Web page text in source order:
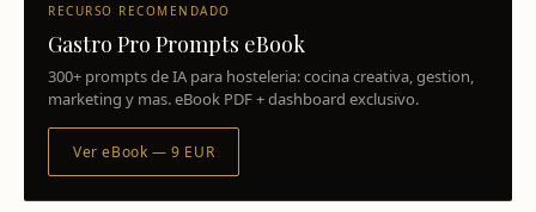
RECURSO RECOMENDADO
Gastro Pro Prompts eBook
300+ prompts de IA para hosteleria: cocina creativa, gestion,
marketing y mas. eBook PDF + dashboard exclusivo.
Ver eBook — 9 EUR